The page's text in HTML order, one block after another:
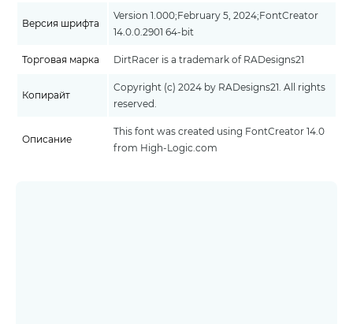
Версия шрифта
Version 1.000;February 5, 2024;FontCreator
14.0.0.2901 64-bit
Торговая марка DirtRacer is a trademark of RADesigns21
Копирайт
Copyright (c) 2024 by RADesigns21. All rights
reserved.
Описание
This font was created using FontCreator 14.0
from High-Logic.com